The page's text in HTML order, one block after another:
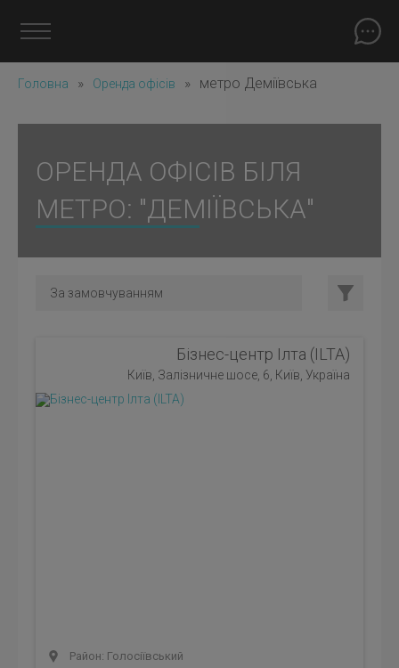
Головна » Оренда офісів » метро Деміївська
ОРЕНДА ОФІСІВ БІЛЯ
МЕТРО: "ДЕМІЇВСЬКА"
Бізнес-центр Ілта (ILTA)
Київ, Залізничне шосе, 6, Київ, Україна
Район: Голосіївський